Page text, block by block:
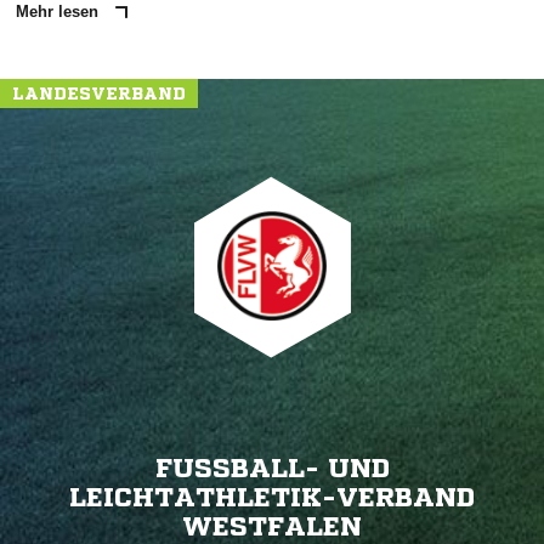
Mehr lesen
LANDESVERBAND
FUSSBALL- UND L
EICHTATHLETIK-VERBAND W
ESTFALEN